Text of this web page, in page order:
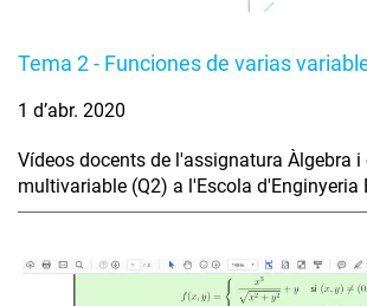
Tema 2 - Funciones de varias
1 d’abr. 2020
Vídeos docents de l'assignatura Àlgebra i
multivariable (Q2) a l'Escola d'Enginyeria